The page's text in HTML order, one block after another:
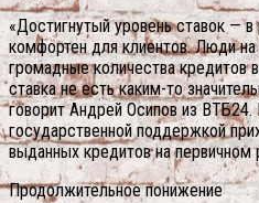
«Достигнутый уровень ставок —
комфортен для клиентов. Люди
громадные количества кредитов
ставка не есть каким-то
говорит Андрей Осипов из ВТБ24.
государственной поддержкой
выданных кредитов на первичном
Продолжительное понижение